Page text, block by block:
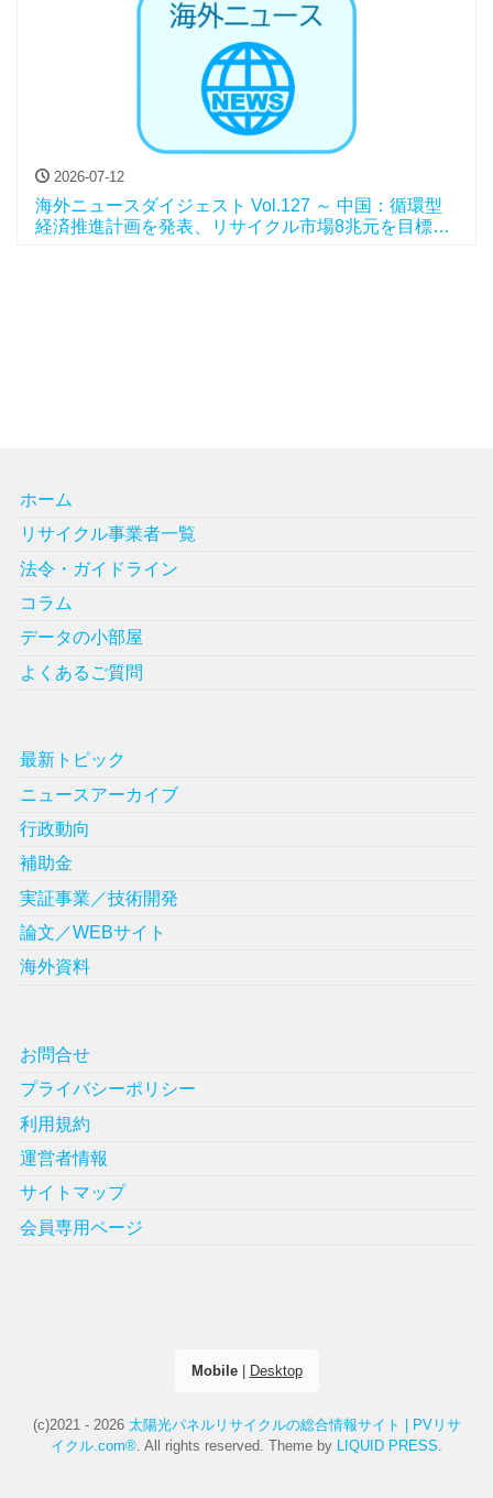
2026-07-12
海外ニュースダイジェスト Vol.127 ～ 中国：循環型
経済推進計画を発表、リサイクル市場8兆元を目標
ホーム
リサイクル事業者一覧
法令・ガイドライン
コラム
データの小部屋
よくあるご質問
最新トピック
ニュースアーカイブ
行政動向
補助金
実証事業／技術開発
論文／WEBサイト
海外資料
お問合せ
プライバシーポリシー
利用規約
運営者情報
サイトマップ
会員専用ページ
Mobile| Desktop
(c)2021 - 2026 太陽光パネルリサイクルの総合情報サイト | PVリサ
イクル.com® . All rights reserved. Theme by LIQUID PRESS